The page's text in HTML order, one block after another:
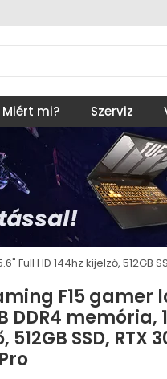
Miért mi? Szerviz
Full HD 144hz kijelző, 512GB
F15
DDR4 memória,
512GB SSD, RTX